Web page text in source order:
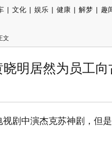
| 文化 | 娱乐 | 健康 | 解梦 | 趣
文
明居然为员工
视剧中演杰克苏神剧，但